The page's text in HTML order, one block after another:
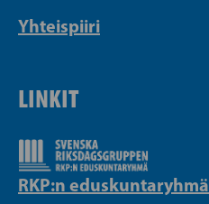
Yhteispiiri
LINKIT
RKP:n eduskuntaryhmä